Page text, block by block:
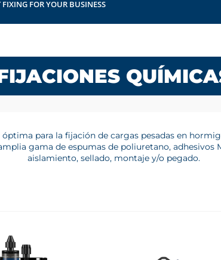
FIXING FOR YOUR BUSINESS
para la fijación de cargas pesadas en
gama de espumas de poliuretano, adhesivos
aislamiento, sellado, montaje y/o pegado.